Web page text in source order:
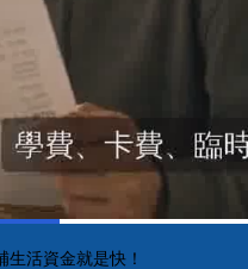
活資金就是快！